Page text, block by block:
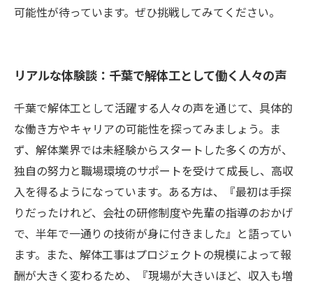
可能性が待っています。ぜひ挑戦してみてください。
リアルな体験談：千葉で解体工として働く人々の声
千葉で解体工として活躍する人々の声を通じて、具体的
な働き方やキャリアの可能性を探ってみましょう。ま
ず、解体業界では未経験からスタートした多くの方が、
独自の努力と職場環境のサポートを受けて成長し、高収
入を得るようになっています。ある方は、『最初は手探
りだったけれど、会社の研修制度や先輩の指導のおかげ
で、半年で一通りの技術が身に付きました』と語ってい
ます。また、解体工事はプロジェクトの規模によって報
酬が大きく変わるため、『現場が大きいほど、収入も増